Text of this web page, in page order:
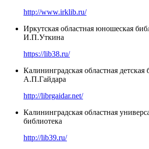
http://www.irklib.ru/
Иркутская областная юношеская
И.П.Уткина
https://lib38.ru/
Калининградская областная детская
А.П.Гайдара
http://librgaidar.net/
Калининградская областная
библиотека
http://lib39.ru/